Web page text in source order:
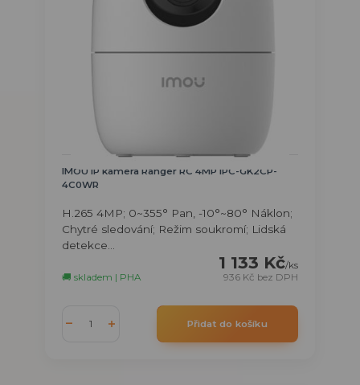
IMOU IP kamera Ranger RC 4MP IPC-GK2CP-
4C0WR
H.265 4MP; 0~355° Pan, -10°~80° Náklon;
Chytré sledování; Režim soukromí; Lidská
detekce...
1 133 Kč/ks
936 Kč bez DPH
🚚 skladem | PHA
Přidat do košíku